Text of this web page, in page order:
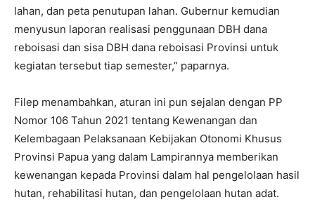
lahan, dan peta penutupan lahan. Gubernur kemudian
menyusun laporan realisasi penggunaan DBH dana
reboisasi dan sisa DBH dana reboisasi Provinsi untuk
kegiatan tersebut tiap semester,” paparnya.
Filep menambahkan, aturan ini pun sejalan dengan PP
Nomor 106 Tahun 2021 tentang Kewenangan dan
Kelembagaan Pelaksanaan Kebijakan Otonomi Khusus
Provinsi Papua yang dalam Lampirannya memberikan
kewenangan kepada Provinsi dalam hal pengelolaan hasil
hutan, rehabilitasi hutan, dan pengelolaan hutan adat.